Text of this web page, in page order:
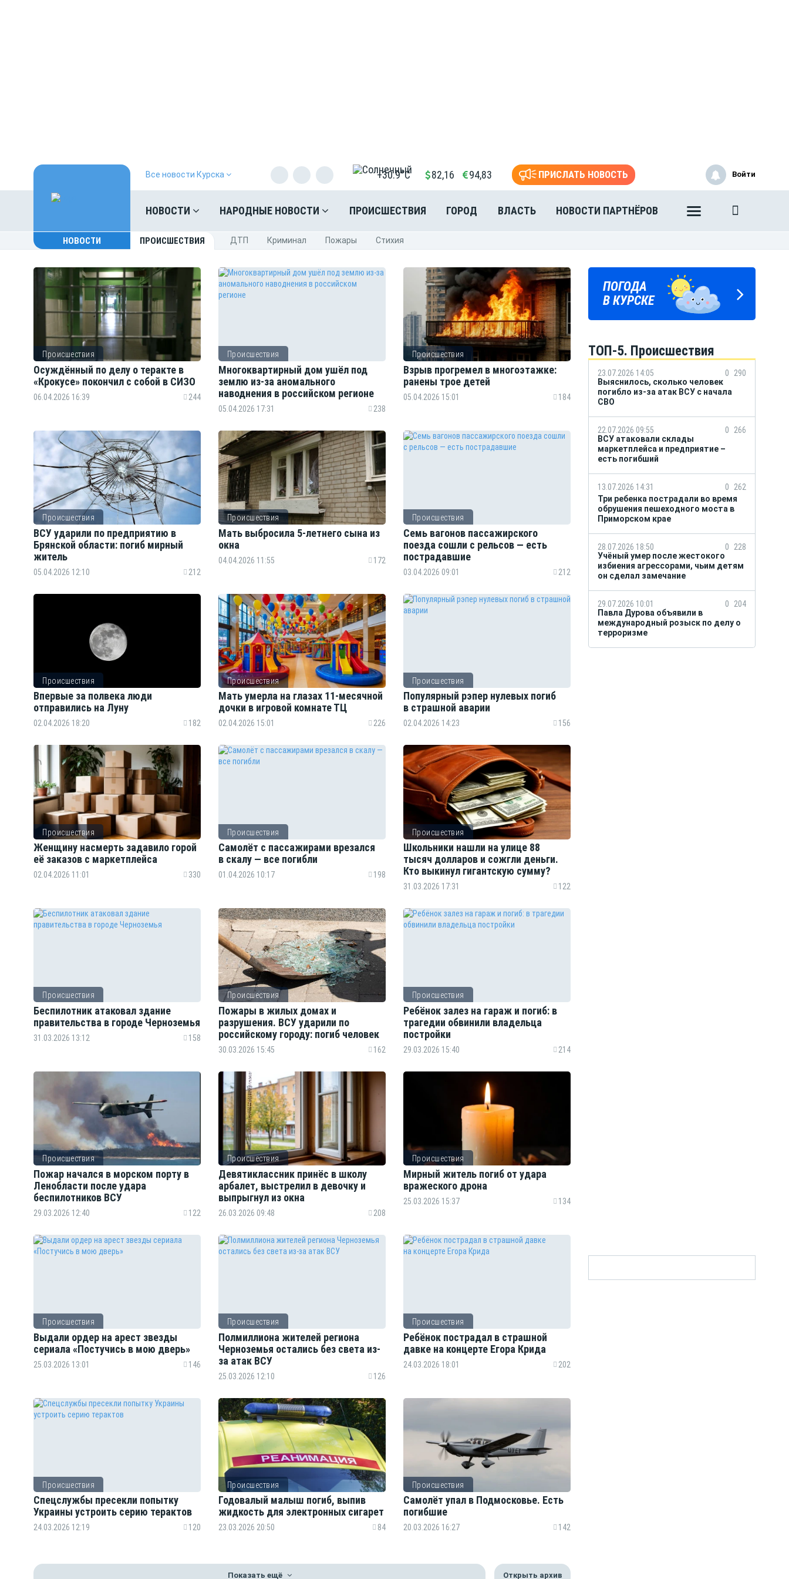
Все новости Курска +30.9°C 82,16 94,83 ПРИСЛАТЬ НОВОСТЬ
НОВОСТИ НАРОДНЫЕ НОВОСТИ ПРОИСШЕСТВИЯ ГОРОД ВЛАСТЬ НОВОСТИ ПАРТНЁРОВ
Войти
НОВОСТИ ПРОИСШЕСТВИЯ ДТП Криминал Пожары Стихия
Происшествия
Осуждённый по делу о теракте в
«Крокусе» покончил с собой в СИЗО
06.04.2026 16:39 244
Происшествия
Многоквартирный дом ушёл под
землю из-за аномального
наводнения в российском регионе
05.04.2026 17:31 238
Происшествия
Взрыв прогремел в многоэтажке:
ранены трое детей
05.04.2026 15:01 184
Происшествия
ВСУ ударили по предприятию в
Брянской области: погиб мирный
житель
05.04.2026 12:10 212
Происшествия
Мать выбросила 5-летнего сына из
окна
04.04.2026 11:55 172
Происшествия
Семь вагонов пассажирского
поезда сошли с рельсов — есть
пострадавшие
03.04.2026 09:01 212
Происшествия
Впервые за полвека люди
отправились на Луну
02.04.2026 18:20 182
Происшествия
Мать умерла на глазах 11-месячной
дочки в игровой комнате ТЦ
02.04.2026 15:01 226
Происшествия
Популярный рэпер нулевых погиб
в страшной аварии
02.04.2026 14:23 156
Происшествия
Женщину насмерть задавило горой
её заказов с маркетплейса
02.04.2026 11:01 330
Происшествия
Самолёт с пассажирами врезался
в скалу — все погибли
01.04.2026 10:17 198
Происшествия
Школьники нашли на улице 88
тысяч долларов и сожгли деньги.
Кто выкинул гигантскую сумму?
31.03.2026 17:31 122
Происшествия
Беспилотник атаковал здание
правительства в городе Черноземья
31.03.2026 13:12 158
Происшествия
Пожары в жилых домах и
разрушения. ВСУ ударили по
российскому городу: погиб человек
30.03.2026 15:45 162
Происшествия
Ребёнок залез на гараж и погиб: в
трагедии обвинили владельца
постройки
29.03.2026 15:40 214
Происшествия
Пожар начался в морском порту в
Ленобласти после удара
беспилотников ВСУ
29.03.2026 12:40 122
Происшествия
Девятиклассник принёс в школу
арбалет, выстрелил в девочку и
выпрыгнул из окна
26.03.2026 09:48 208
Происшествия
Мирный житель погиб от удара
вражеского дрона
25.03.2026 15:37 134
Происшествия
Выдали ордер на арест звезды
сериала «Постучись в мою дверь»
25.03.2026 13:01 146
Происшествия
Полмиллиона жителей региона
Черноземья остались без света из-
за атак ВСУ
25.03.2026 12:10 126
Происшествия
Ребёнок пострадал в страшной
давке на концерте Егора Крида
24.03.2026 18:01 202
Происшествия
Спецслужбы пресекли попытку
Украины устроить серию терактов
24.03.2026 12:19 120
Происшествия
Годовалый малыш погиб, выпив
жидкость для электронных сигарет
23.03.2026 20:50 84
Происшествия
Самолёт упал в Подмосковье. Есть
погибшие
20.03.2026 16:27 142
Показать ещё Открыть архив
ГОРОСКОП
НА КАЖДЫЙ ДЕНЬ
ПОГОДА
В КУРСКЕ
ТОП-5. Происшествия
23.07.2026 14:05 0
290
Выяснилось, сколько человек
погибло из-за атак ВСУ с начала
СВО
22.07.2026 09:55 0
266
ВСУ атаковали склады
маркетплейса и предприятие –
есть погибший
13.07.2026 14:31 0
262
Три ребенка пострадали во время
обрушения пешеходного моста в
Приморском крае
28.07.2026 18:50 0
228
Учёный умер после жестокого
избиения агрессорами, чьим детям
он сделал замечание
29.07.2026 10:01 0
204
Павла Дурова объявили в
международный розыск по делу о
терроризме